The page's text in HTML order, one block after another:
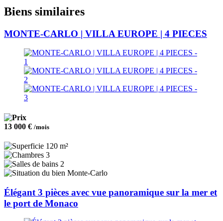
Biens similaires
MONTE-CARLO | VILLA EUROPE | 4 PIECES
13 000 € /mois
120 m²
3
2
Monte-Carlo
Élégant 3 pièces avec vue panoramique sur la mer et
le port de Monaco